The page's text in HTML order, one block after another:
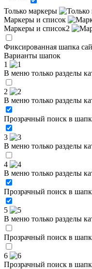
Только маркеры
Маркеры и список
Маркеры и список2
Фиксированная шапка
Варианты шапок
1
В меню только разделы
2
В меню только разделы
Прозрачный поиск в
3
В меню только разделы
4
В меню только разделы
Прозрачный поиск в
5
В меню только разделы
Прозрачный поиск в
6
Прозрачный поиск в